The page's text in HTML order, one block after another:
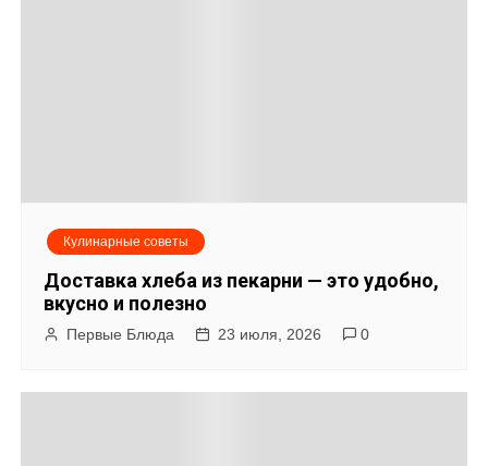
а
Кулинарные советы
Доставка хлеба из пекарни — это удобно,
вкусно и полезно
Первые Блюда 23 июля, 2026 0